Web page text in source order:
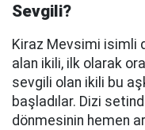
Sevgili?
Kiraz Mevsimi isimli
alan ikili, ilk olarak
sevgili olan ikili bu
başladılar. Dizi
dönmesinin hemen